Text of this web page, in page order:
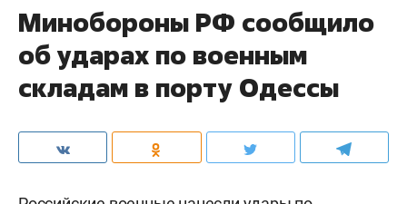
Минобороны РФ сообщило
об ударах по военным
складам в порту Одессы